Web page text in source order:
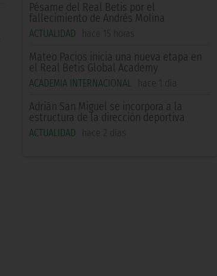
Pésame del Real Betis por el
fallecimiento de Andrés Molina
ACTUALIDAD hace 15 horas
Mateo Pacios inicia una nueva etapa en
el Real Betis Global Academy
ACADEMIA INTERNACIONAL hace 1 día
Adrián San Miguel se incorpora a la
estructura de la dirección deportiva
ACTUALIDAD hace 2 días